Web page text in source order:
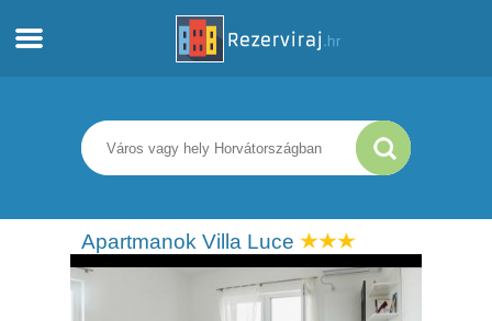
Apartmanok
Turista információ
Strandok
Apartmanok Villa Luce